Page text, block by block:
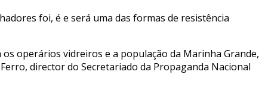
foi, é e será uma das formas de resistência
operários vidreiros e a população da Marinha Grande,
director do Secretariado da Propaganda Nacional